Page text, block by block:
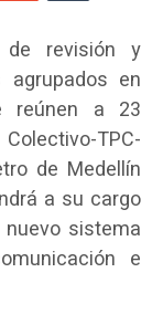
de revisión y
agrupados en
reúnen a 23
TPC-
de Medellín
a su cargo
sistema
e